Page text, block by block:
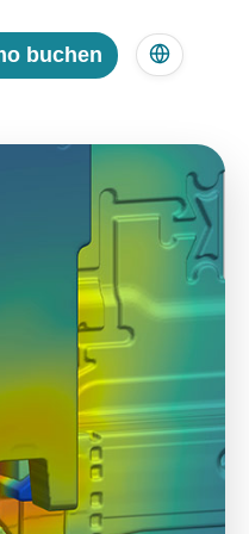
buchen